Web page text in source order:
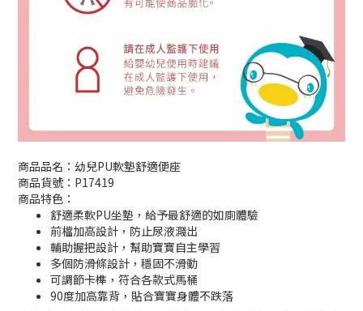
商品品名：幼兒PU軟墊舒適便座
商品貨號：P17419
商品特色：
舒適柔軟PU坐墊，給予最舒適的如廁體驗
前檔加高設計，防止尿液濺出
輔助握把設計，幫助寶寶自主學習
多個防滑條設計，穩固不滑動
可調節卡榫，符合各款式馬桶
90度加高靠背，貼合寶寶身體不跌落